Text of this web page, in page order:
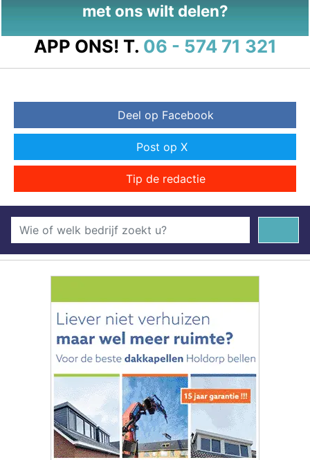
met ons wilt delen?
APP ONS! T. 06 - 574 71 321
Deel op Facebook
Post op X
Tip de redactie